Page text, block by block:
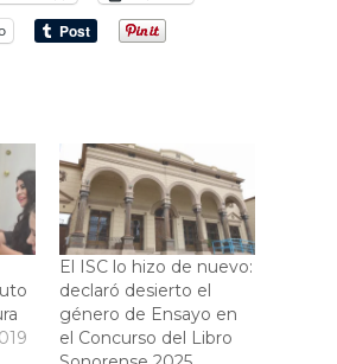
El ISC lo hizo de nuevo:
declaró desierto el
género de Ensayo en
el Concurso del Libro